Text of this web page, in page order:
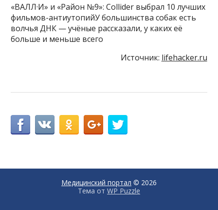
«ВАЛЛ·И» и «Район №9»: Collider выбрал 10 лучших
фильмов-антиутопийУ большинства собак есть
волчья ДНК — учёные рассказали, у каких её
больше и меньше всего
Источник: lifehacker.ru
Медицинский портал © 2026
Тема от WP Puzzle